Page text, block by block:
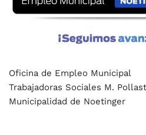
Oficina de Empleo Municipal
Trabajadoras Sociales M.
Municipalidad de Noetinger